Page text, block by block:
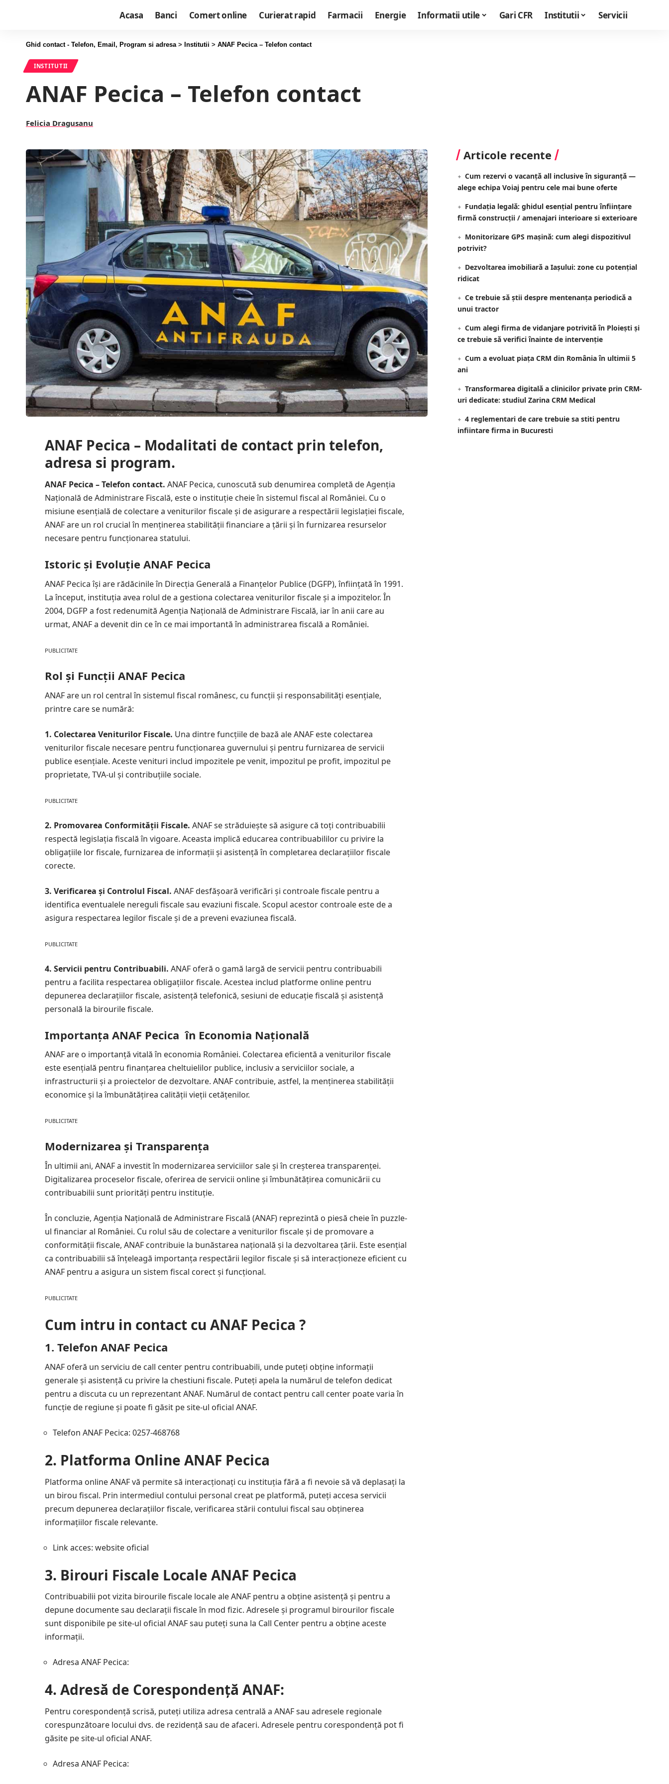
Acasa Banci Comert online Curierat rapid Farmacii Energie Informatii utile Gari CFR Institutii Servicii
Ghid contact - Telefon, Email, Program si adresa> Institutii > ANAF Pecica – Telefon contact
INSTITUTII
ANAF Pecica – Telefon contact
Felicia Dragusanu
ANAF Pecica – Modalitati de contact prin telefon,
adresa si program.
ANAF Pecica – Telefon contact. ANAF Pecica, cunoscută sub denumirea completă de Agenția
Națională de Administrare Fiscală, este o instituție cheie în sistemul fiscal al României. Cu o
misiune esențială de colectare a veniturilor fiscale și de asigurare a respectării legislației fiscale,
ANAF are un rol crucial în menținerea stabilității financiare a țării și în furnizarea resurselor
necesare pentru funcționarea statului.
Istoric și Evoluție ANAF Pecica
ANAF Pecica își are rădăcinile în Direcția Generală a Finanțelor Publice (DGFP), înființată în 1991.
La început, instituția avea rolul de a gestiona colectarea veniturilor fiscale și a impozitelor. În
2004, DGFP a fost redenumită Agenția Națională de Administrare Fiscală, iar în anii care au
urmat, ANAF a devenit din ce în ce mai importantă în administrarea fiscală a României.
PUBLICITATE
Rol și Funcții ANAF Pecica
ANAF are un rol central în sistemul fiscal românesc, cu funcții și responsabilități esențiale,
printre care se numără:
1. Colectarea Veniturilor Fiscale. Una dintre funcțiile de bază ale ANAF este colectarea
veniturilor fiscale necesare pentru funcționarea guvernului și pentru furnizarea de servicii
publice esențiale. Aceste venituri includ impozitele pe venit, impozitul pe profit, impozitul pe
proprietate, TVA-ul și contribuțiile sociale.
PUBLICITATE
2. Promovarea Conformității Fiscale.ANAF se străduiește să asigure că toți contribuabilii
respectă legislația fiscală în vigoare. Aceasta implică educarea contribuabililor cu privire la
obligațiile lor fiscale, furnizarea de informații și asistență în completarea declarațiilor fiscale
corecte.
3. Verificarea și Controlul Fiscal.ANAF desfășoară verificări și controale fiscale pentru a
identifica eventualele nereguli fiscale sau evaziuni fiscale. Scopul acestor controale este de a
asigura respectarea legilor fiscale și de a preveni evaziunea fiscală.
PUBLICITATE
4. Servicii pentru Contribuabili.ANAF oferă o gamă largă de servicii pentru contribuabili
pentru a facilita respectarea obligațiilor fiscale. Acestea includ platforme online pentru
depunerea declarațiilor fiscale, asistență telefonică, sesiuni de educație fiscală și asistență
personală la birourile fiscale.
Importanța ANAF Pecica în Economia Națională
ANAF are o importanță vitală în economia României. Colectarea eficientă a veniturilor fiscale
este esențială pentru finanțarea cheltuielilor publice, inclusiv a serviciilor sociale, a
infrastructurii și a proiectelor de dezvoltare. ANAF contribuie, astfel, la menținerea stabilității
economice și la îmbunătățirea calității vieții cetățenilor.
PUBLICITATE
Modernizarea și Transparența
În ultimii ani, ANAF a investit în modernizarea serviciilor sale și în creșterea transparenței.
Digitalizarea proceselor fiscale, oferirea de servicii online și îmbunătățirea comunicării cu
contribuabilii sunt priorități pentru instituție.
În concluzie, Agenția Națională de Administrare Fiscală (ANAF) reprezintă o piesă cheie în puzzle-
ul financiar al României. Cu rolul său de colectare a veniturilor fiscale și de promovare a
conformității fiscale, ANAF contribuie la bunăstarea națională și la dezvoltarea țării. Este esențial
ca contribuabilii să înțeleagă importanța respectării legilor fiscale și să interacționeze eficient cu
ANAF pentru a asigura un sistem fiscal corect și funcțional.
PUBLICITATE
Cum intru in contact cu ANAF Pecica ?
1.Telefon ANAF Pecica
ANAF oferă un serviciu de call center pentru contribuabili, unde puteți obține informații
generale și asistență cu privire la chestiuni fiscale. Puteți apela la numărul de telefon dedicat
pentru a discuta cu un reprezentant ANAF. Numărul de contact pentru call center poate varia în
funcție de regiune și poate fi găsit pe site-ul oficial ANAF.
Telefon ANAF Pecica: 0257-468768
2. Platforma Online ANAF Pecica
Platforma online ANAF vă permite să interacționați cu instituția fără a fi nevoie să vă deplasați la
un birou fiscal. Prin intermediul contului personal creat pe platformă, puteți accesa servicii
precum depunerea declarațiilor fiscale, verificarea stării contului fiscal sau obținerea
informațiilor fiscale relevante.
Link acces:website oficial
3. Birouri Fiscale Locale ANAF Pecica
Contribuabilii pot vizita birourile fiscale locale ale ANAF pentru a obține asistență și pentru a
depune documente sau declarații fiscale în mod fizic. Adresele și programul birourilor fiscale
sunt disponibile pe site-ul oficial ANAF sau puteți suna la Call Center pentru a obține aceste
informații.
Adresa ANAF Pecica:
4.Adresă de Corespondență ANAF:
Pentru corespondență scrisă, puteți utiliza adresa centrală a ANAF sau adresele regionale
corespunzătoare locului dvs. de rezidență sau de afaceri. Adresele pentru corespondență pot fi
găsite pe site-ul oficial ANAF.
Adresa ANAF Pecica:
Articole recente
Cum rezervi o vacanță all inclusive în siguranță —
alege echipa Voiaj pentru cele mai bune oferte
Fundația legală: ghidul esențial pentru înființare
firmă construcții / amenajari interioare si exterioare
Monitorizare GPS mașină: cum alegi dispozitivul
potrivit?
Dezvoltarea imobiliară a Iașului: zone cu potențial
ridicat
Ce trebuie să știi despre mentenanța periodică a
unui tractor
Cum alegi firma de vidanjare potrivită în Ploiești și
ce trebuie să verifici înainte de intervenție
Cum a evoluat piața CRM din România în ultimii 5
ani
Transformarea digitală a clinicilor private prin CRM-
uri dedicate: studiul Zarina CRM Medical
4 reglementari de care trebuie sa stiti pentru
infiintare firma in Bucuresti